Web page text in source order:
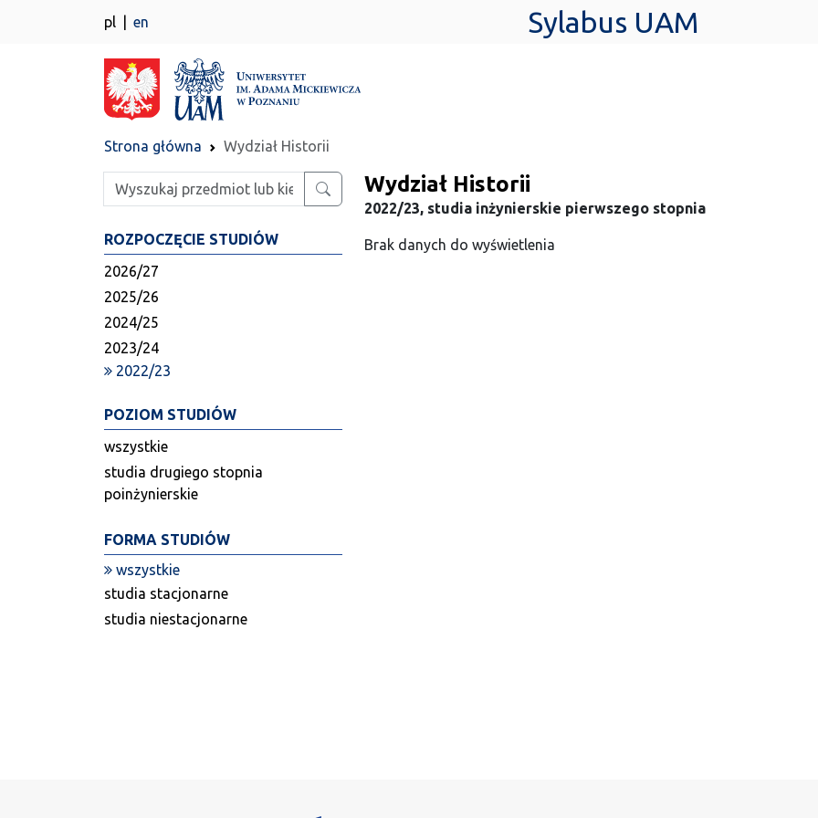
pl en Sylabus UAM
Strona główna Wydział Historii
Wpisz szukaną frazę
ROZPOCZĘCIE STUDIÓW
2026/27
2025/26
2024/25
2023/24
2022/23
POZIOM STUDIÓW
wszystkie
studia drugiego stopnia
poinżynierskie
FORMA STUDIÓW
wszystkie
studia stacjonarne
studia niestacjonarne
Wydział Historii
2022/23, studia inżynierskie pierwszego stopnia
Brak danych do wyświetlenia